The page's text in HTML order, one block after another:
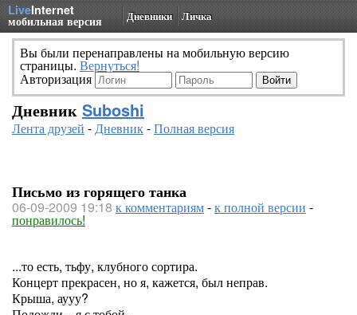
LiveInternet
мобильная версия Дневники Личка
Вы были перенаправлены на мобильную версию
страницы. Вернуться!
Авторизация
Дневник Suboshi
Лента друзей -Дневник-Полная версия
Письмо из горящего танка
06-09-2009 19:18 к комментариям-к полной версии -
понравилось!
...то есть, тьфу, клубного сортира.
Концерт прекрасен, но я, кажется, был неправ.
Крыша, аууу?